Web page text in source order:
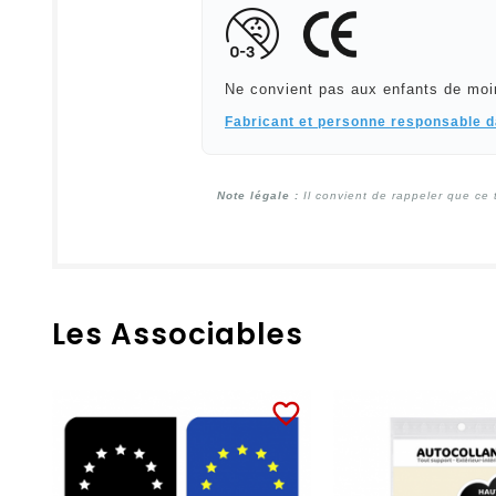
Ne convient pas aux enfants de
Fabricant et personne responsable
Note légale : Il convient de rappeler que ce
Les Associables
favorite_border